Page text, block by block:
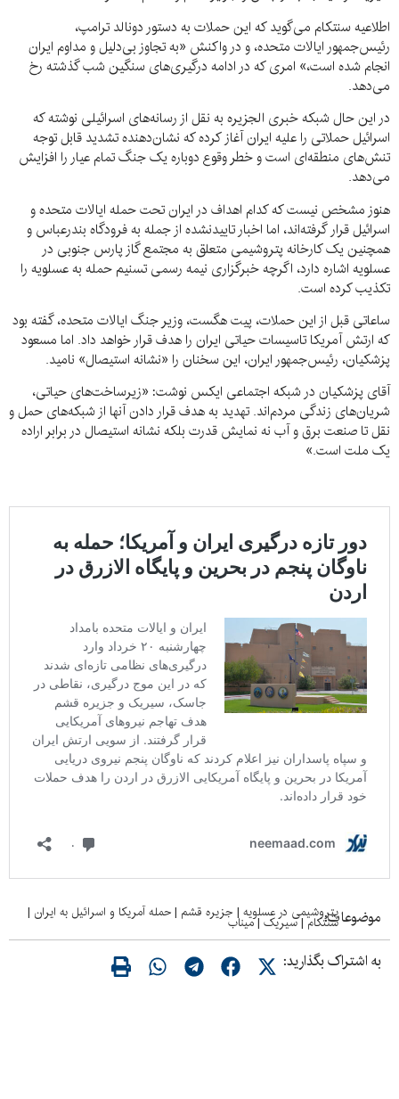
اطلاعیه سنتکام می‌گوید که این حملات به دستور دونالد ترامپ،
رئیس‌جمهور ایالات متحده، و در واکنش «به تجاوز بی‌دلیل و مداوم ایران
انجام شده است،» امری که در ادامه درگیری‌های سنگین شب گذشته رخ
می‌دهد.
در این حال شبکه خبری الجزیره به نقل از رسانه‌های اسرائیلی نوشته که
اسرائیل حملاتی را علیه ایران آغاز کرده که نشان‌دهنده تشدید قابل توجه
تنش‌های منطقه‌ای است و خطر وقوع دوباره یک جنگ تمام عیار را افزایش
می‌دهد.
هنوز مشخص نیست که کدام اهداف در ایران تحت حمله ایالات متحده و
اسرائیل قرار گرفته‌اند، اما اخبار تاییدنشده از جمله به فرودگاه بندرعباس و
همچنین یک کارخانه پتروشیمی متعلق به مجتمع گاز پارس جنوبی در
عسلویه اشاره دارد، اگرچه خبرگزاری نیمه رسمی تسنیم حمله به عسلویه را
تکذیب کرده است.
ساعاتی قبل از این حملات، پیت هگست، وزیر جنگ ایالات متحده، گفته بود
که ارتش آمریکا تاسیسات حیاتی ایران را هدف قرار خواهد داد. اما مسعود
پزشکیان، رئیس‌جمهور ایران، این سخنان را «نشانه استیصال» نامید.
آقای پزشکیان در شبکه اجتماعی ایکس نوشت: «زیرساخت‌های حیاتی،
شریان‌های زندگی مردم‌اند. تهدید به هدف قرار دادن آنها از شبکه‌های حمل و
نقل تا صنعت برق و آب نه نمایش قدرت بلکه نشانه استیصال در برابر اراده
یک ملت است.»
موضوعات:پتروشیمی در عسلویه | جزیره قشم |حمله آمریکا و اسرائیل به ایران |
سنتکام|سیریک |میناب
به اشتراک بگذارید: